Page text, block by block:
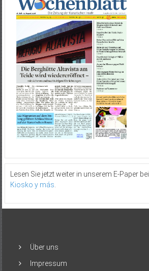
Lesen Sie jetzt weiter in unserem E-Paper bei
Kiosko y más.
Über uns
Impressum